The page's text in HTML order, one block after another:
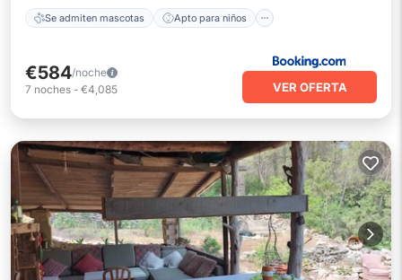
Se admiten mascotas Apto para niños
€584/noche
7 noches - €4,085 VER OFERTA